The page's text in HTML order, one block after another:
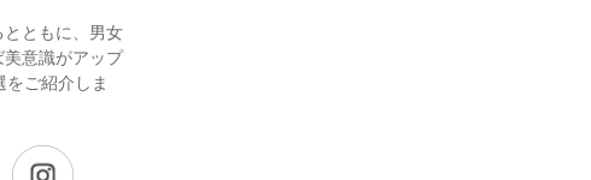
ともに、男女
意識がアップ
ご紹介しま